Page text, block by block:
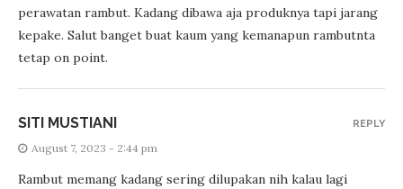
perawatan rambut. Kadang dibawa aja produknya tapi jarang
kepake. Salut banget buat kaum yang kemanapun rambutnta
tetap on point.
SITI MUSTIANI
August 7, 2023 - 2:44 pm
Rambut memang kadang sering dilupakan nih kalau lagi
REPLY